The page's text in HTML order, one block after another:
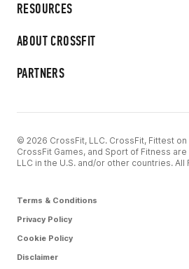
RESOURCES
ABOUT CROSSFIT
PARTNERS
© 2026 CrossFit, LLC. CrossFit, Fittest on
CrossFit Games, and Sport of Fitness
LLC in the U.S. and/or other countries.
Terms & Conditions
Privacy Policy
Cookie Policy
Disclaimer